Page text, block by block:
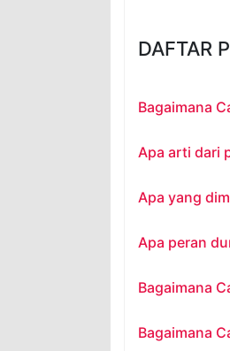
DAFTAR
Bagaimana
Apa arti dari
Apa yang
Apa peran
Bagaimana
Bagaimana